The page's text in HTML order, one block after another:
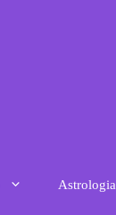
Astrologia